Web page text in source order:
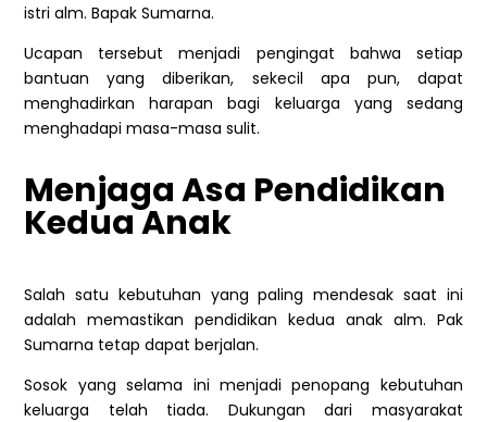
istri alm. Bapak Sumarna.
Ucapan tersebut menjadi pengingat bahwa setiap
bantuan yang diberikan, sekecil apa pun, dapat
menghadirkan harapan bagi keluarga yang sedang
menghadapi masa-masa sulit.
Menjaga Asa Pendidikan
Kedua Anak
Salah satu kebutuhan yang paling mendesak saat ini
adalah memastikan pendidikan kedua anak alm. Pak
Sumarna tetap dapat berjalan.
Sosok yang selama ini menjadi penopang kebutuhan
keluarga telah tiada. Dukungan dari masyarakat